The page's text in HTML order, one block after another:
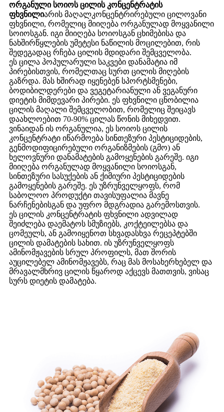
ორგანული სოიოს ცილის კონცენტრატის
ფხვნილიარის მაღალკონცენტრირებული ცილოვანი
ფხვნილი, რომელიც მიიღება ორგანულად მოყვანილი
სოიოსგან. იგი მიიღება სოიოსგან ცხიმებისა და
ნახშირწყლების უმეტესი ნაწილის მოცილებით, რის
შედეგადაც რჩება ცილის მდიდარი შემცველობა.
ეს ცილა პოპულარული საკვები დანამატია იმ
პირებისთვის, რომელთაც სურთ ცილის მიღების
გაზრდა. მას ხშირად იყენებენ სპორტსმენები,
ბოდიბილდერები და ვეგეტარიანული ან ვეგანური
დიეტის მიმდევარი პირები. ეს ფხვნილი ცნობილია
ცილის მაღალი შემცველობით, რომელიც შეიცავს
დაახლოებით 70-90% ცილას წონის მიხედვით.
ვინაიდან ის ორგანულია, ეს სოიოს ცილის
კონცენტრატი იწარმოება სინთეზური პესტიციდების,
გენმოდიფიცირებული ორგანიზმების (გმო) ან
ხელოვნური დანამატების გამოყენების გარეშე. იგი
მიიღება ორგანულად მოყვანილი სოიოსგან,
სინთეზური სასუქების ან ქიმიური პესტიციდების
გამოყენების გარეშე. ეს უზრუნველყოფს, რომ
საბოლოო პროდუქტი თავისუფალია მავნე
ნარჩენებისგან და უფრო მდგრადია გარემოსთვის.
ეს ცილის კონცენტრატის ფხვნილი ადვილად
შეიძლება დაემატოს სმუზიებს, კოქტეილებსა და
ცომეულს, ან გამოიყენოთ სხვადასხვა რეცეპტებში
ცილის დამატების სახით. ის უზრუნველყოფს
ამინომჟავების სრულ პროფილს, მათ შორის
აუცილებელ ამინომჟავებს, რაც მას მოსახერხებელ და
მრავალმხრივ ცილის წყაროდ აქცევს მათთვის, ვისაც
სურს დიეტის დამატება.